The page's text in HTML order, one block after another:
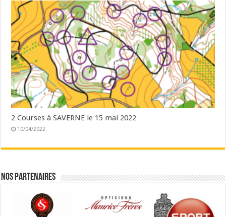
2 Courses à SAVERNE le 15 mai 2022
10/04/2022
Nos partenaires